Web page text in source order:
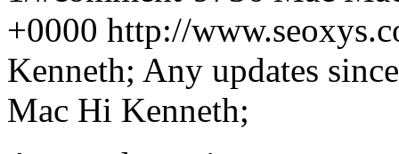
+0000 http://
Kenneth; Any updates
Mac Hi Kenneth;